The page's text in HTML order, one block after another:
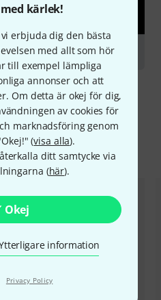
kärlek!
erbjuda dig den bästa
med allt som hör
till exempel lämpliga
annonser och att
Om detta är okej för dig,
av cookies för
marknadsföring genom
(visa alla).
ditt samtycke via
(här).
Okej
information
Privacy Policy